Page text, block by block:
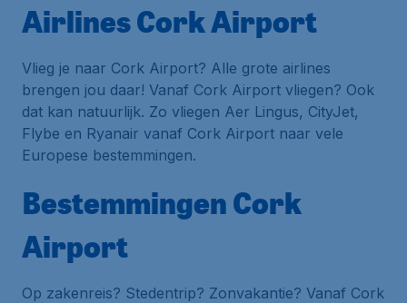
Airlines Cork Airport
Vlieg je naar Cork Airport? Alle grote airlines
brengen jou daar! Vanaf Cork Airport vliegen? Ook
dat kan natuurlijk. Zo vliegen Aer Lingus, CityJet,
Flybe en Ryanair vanaf Cork Airport naar vele
Europese bestemmingen.
Bestemmingen Cork
Airport
Op zakenreis? Stedentrip? Zonvakantie? Vanaf Cork